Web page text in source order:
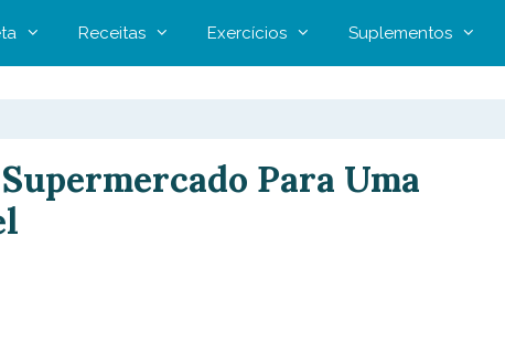
Receitas Exercícios Suplementos
Para Uma